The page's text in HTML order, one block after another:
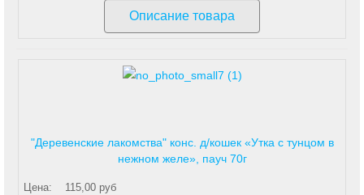
Описание товара
"Деревенские лакомства" конс. д/кошек «Утка с тунцом в
нежном желе», пауч 70г
Цена: 115,00 руб